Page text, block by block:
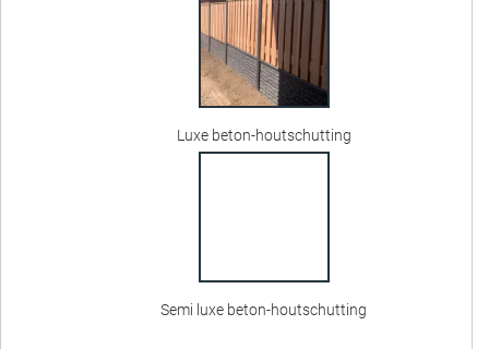
Luxe beton-houtschutting
Semi luxe beton-houtschutting